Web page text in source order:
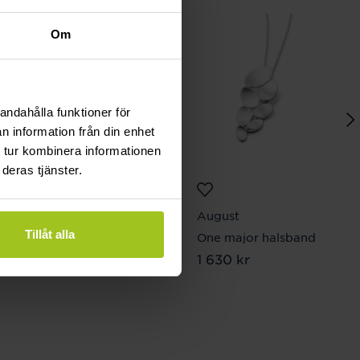
Om
funktioner för
information från din enhet
kombinera informationen
tjänster.
Tillåt alla
Thomas Sabo
Charm-armband 17 cm
Pris:449 kr
449 kr
August
One major halsband
Pris:1 630 kr
1 630 kr